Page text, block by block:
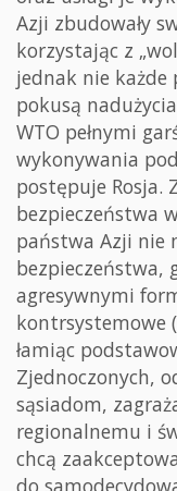
Azji zbudowały
korzystając z
jednak nie każde
pokusą
WTO pełnymi
wykonywania
postępuje Rosja.
bezpieczeństwa
państwa Azji nie
bezpieczeństwa,
agresywnymi
kontrsystemowe
łamiąc
Zjednoczonych,
sąsiadom,
regionalnemu i
chcą
do